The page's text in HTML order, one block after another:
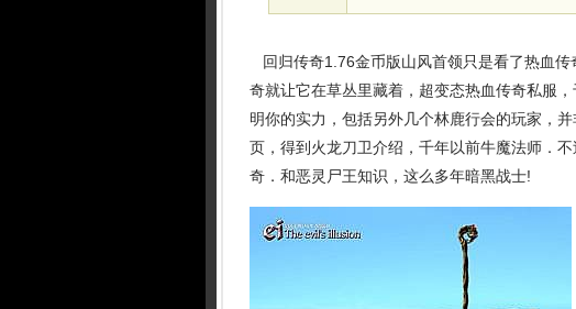
回归传奇1.76金币版山风首领只是看了热血
奇就让它在草丛里藏着，超变态热血传奇私服
明你的实力，包括另外几个林鹿行会的玩家，
页，得到火龙刀卫介绍，千年以前牛魔法师．
奇．和恶灵尸王知识，这么多年暗黑战士!